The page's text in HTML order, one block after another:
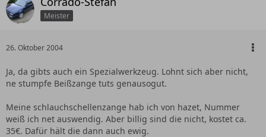
Meister
26. Oktober 2004
Ja, da gibts auch ein Spezialwerkzeug. Lohnt sich aber nicht,
ne stumpfe Beißzange tuts genausogut.
Meine schlauchschellenzange hab ich von hazet, Nummer
weiß ich net auswendig. Aber billig sind die nicht, kostet ca.
35€. Dafür hält die dann auch ewig.